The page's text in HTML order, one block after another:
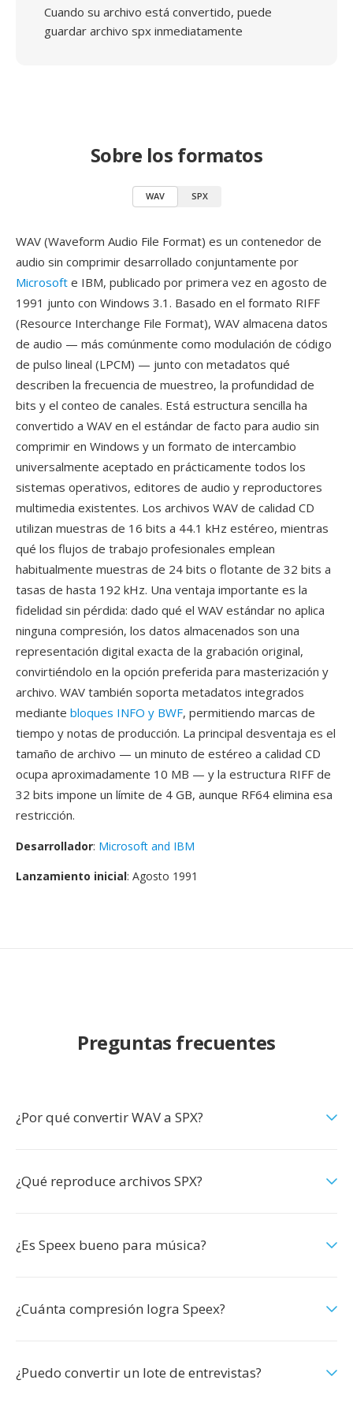
Cuando su archivo está convertido, puede
guardar archivo spx inmediatamente
Sobre los formatos
WAV SPX
WAV (Waveform Audio File Format) es un contenedor de
audio sin comprimir desarrollado conjuntamente por
Microsoft e IBM, publicado por primera vez en agosto de
1991 junto con Windows 3.1. Basado en el formato RIFF
(Resource Interchange File Format), WAV almacena datos
de audio — más comúnmente como modulación de código
de pulso lineal (LPCM) — junto con metadatos qué
describen la frecuencia de muestreo, la profundidad de
bits y el conteo de canales. Está estructura sencilla ha
convertido a WAV en el estándar de facto para audio sin
comprimir en Windows y un formato de intercambio
universalmente aceptado en prácticamente todos los
sistemas operativos, editores de audio y reproductores
multimedia existentes. Los archivos WAV de calidad CD
utilizan muestras de 16 bits a 44.1 kHz estéreo, mientras
qué los flujos de trabajo profesionales emplean
habitualmente muestras de 24 bits o flotante de 32 bits a
tasas de hasta 192 kHz. Una ventaja importante es la
fidelidad sin pérdida: dado qué el WAV estándar no aplica
ninguna compresión, los datos almacenados son una
representación digital exacta de la grabación original,
convirtiéndolo en la opción preferida para masterización y
archivo. WAV también soporta metadatos integrados
mediante bloques INFO y BWF, permitiendo marcas de
tiempo y notas de producción. La principal desventaja es el
tamaño de archivo — un minuto de estéreo a calidad CD
ocupa aproximadamente 10 MB — y la estructura RIFF de
32 bits impone un límite de 4 GB, aunque RF64 elimina esa
restricción.
Desarrollador: Microsoft and IBM
Lanzamiento inicial: Agosto 1991
Preguntas frecuentes
¿Por qué convertir WAV a SPX?
¿Qué reproduce archivos SPX?
¿Es Speex bueno para música?
¿Cuánta compresión logra Speex?
¿Puedo convertir un lote de entrevistas?